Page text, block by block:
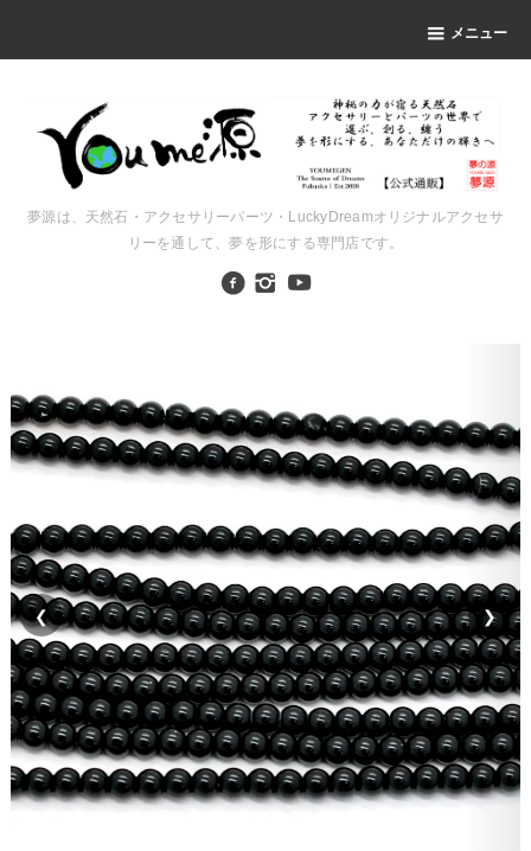
メニュー
夢源は、天然石・アクセサリーパーツ・LuckyDreamオリジナルアクセサ
リーを通して、夢を形にする専門店です。
❮ ❯